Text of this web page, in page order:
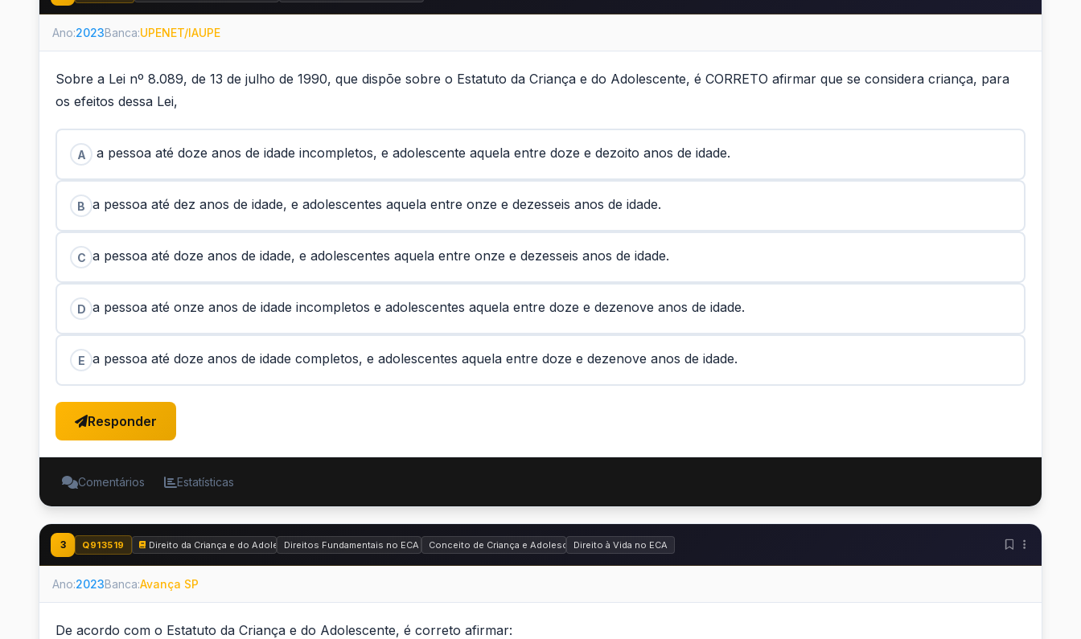
Ano:2023Banca:UPENET/IAUPE
Sobre a Lei nº 8.089, de 13 de julho de 1990, que dispõe sobre o Estatuto da Criança e do Adolescente, é CORRETO afirmar que se considera criança, para
os efeitos dessa Lei,
A a pessoa até doze anos de idade incompletos, e adolescente aquela entre doze e dezoito anos de idade.
B a pessoa até dez anos de idade, e adolescentes aquela entre onze e dezesseis anos de idade.
C a pessoa até doze anos de idade, e adolescentes aquela entre onze e dezesseis anos de idade.
D a pessoa até onze anos de idade incompletos e adolescentes aquela entre doze e dezenove anos de idade.
E a pessoa até doze anos de idade completos, e adolescentes aquela entre doze e dezenove anos de idade.
Responder
Comentários Estatísticas
3 Q913519 Direito da Criança e do Adolescente - Estatuto da Criança e do Adolescente (ECA) - Lei nº 8.069 de 1990
Direitos Fundamentais no ECA Conceito de Criança e Adolescente e Prioridades
Direito à Vida no ECA
Ano:2023Banca:Avança SP
De acordo com o Estatuto da Criança e do Adolescente, é correto afirmar: